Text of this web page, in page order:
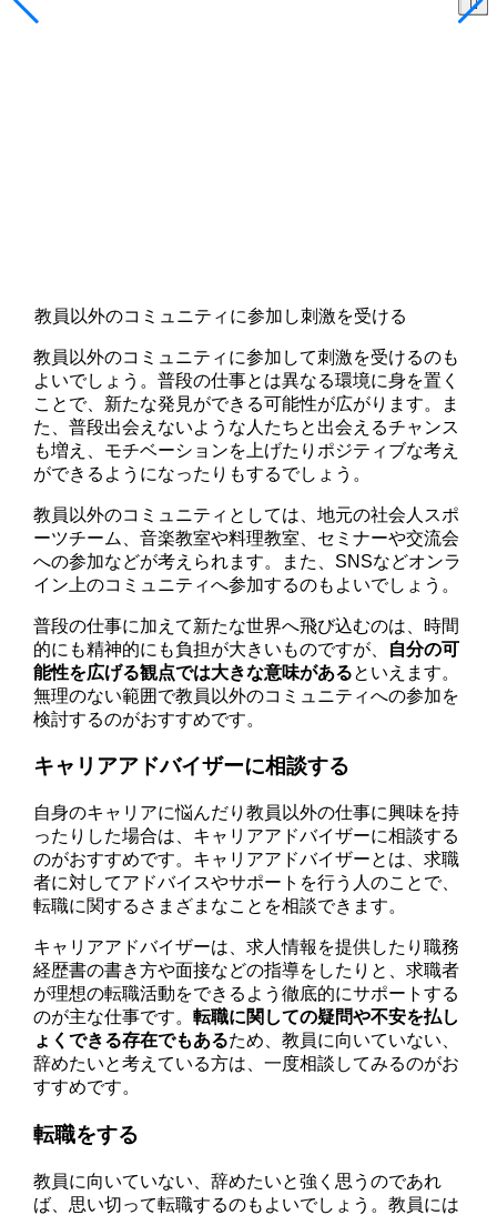
教員以外のコミュニティに参加し刺激を受ける
教員以外のコミュニティに参加して刺激を受けるのも
よいでしょう。普段の仕事とは異なる環境に身を置く
ことで、新たな発見ができる可能性が広がります。ま
た、普段出会えないような人たちと出会えるチャンス
も増え、モチベーションを上げたりポジティブな考え
ができるようになったりもするでしょう。
教員以外のコミュニティとしては、地元の社会人スポ
ーツチーム、音楽教室や料理教室、セミナーや交流会
への参加などが考えられます。また、SNSなどオンラ
イン上のコミュニティへ参加するのもよいでしょう。
普段の仕事に加えて新たな世界へ飛び込むのは、時間
的にも精神的にも負担が大きいものですが、 自分の可
能性を広げる観点では大きな意味があるといえます。
無理のない範囲で教員以外のコミュニティへの参加を
検討するのがおすすめです。
キャリアアドバイザーに相談する
自身のキャリアに悩んだり教員以外の仕事に興味を持
ったりした場合は、キャリアアドバイザーに相談する
のがおすすめです。キャリアアドバイザーとは、求職
者に対してアドバイスやサポートを行う人のことで、
転職に関するさまざまなことを相談できます。
キャリアアドバイザーは、求人情報を提供したり職務
経歴書の書き方や面接などの指導をしたりと、求職者
が理想の転職活動をできるよう徹底的にサポートする
のが主な仕事です。転職に関しての疑問や不安を払し
ょくできる存在でもあるため、教員に向いていない、
辞めたいと考えている方は、一度相談してみるのがお
すすめです。
転職をする
教員に向いていない、辞めたいと強く思うのであれ
ば、思い切って転職するのもよいでしょう。教員には